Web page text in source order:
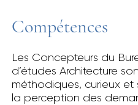
Compétences
Les Concepteurs du
d’études Architecture
méthodiques, curieux et
la perception des